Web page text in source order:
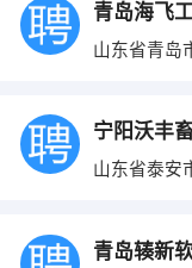
青岛海飞
山东省青岛
宁阳沃丰
山东省泰安
青岛辏新